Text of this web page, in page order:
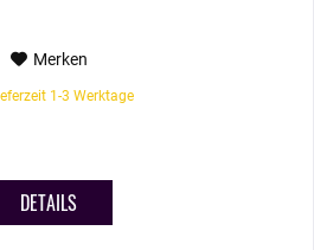
Merken
1-3 Werktage
DETAILS